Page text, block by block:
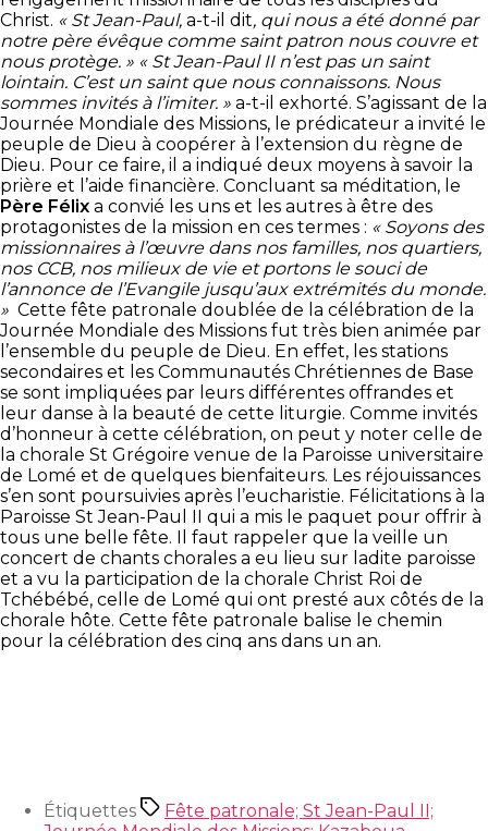
Christ. « St Jean-Paul, a-t-il dit, qui nous a été donné par
notre père évêque comme saint patron nous couvre et
nous protège. » « St Jean-Paul II n’est pas un saint
lointain. C’est un saint que nous connaissons. Nous
sommes invités à l’imiter. » a-t-il exhorté. S’agissant de la
Journée Mondiale des Missions, le prédicateur a invité le
peuple de Dieu à coopérer à l’extension du règne de
Dieu. Pour ce faire, il a indiqué deux moyens à savoir la
prière et l’aide financière. Concluant sa méditation, le
Père Félix a convié les uns et les autres à être des
protagonistes de la mission en ces termes : « Soyons des
missionnaires à l’œuvre dans nos familles, nos quartiers,
nos CCB, nos milieux de vie et portons le souci de
l’annonce de l’Evangile jusqu’aux extrémités du monde.
» Cette fête patronale doublée de la célébration de la
Journée Mondiale des Missions fut très bien animée par
l’ensemble du peuple de Dieu. En effet, les stations
secondaires et les Communautés Chrétiennes de Base
se sont impliquées par leurs différentes offrandes et
leur danse à la beauté de cette liturgie. Comme invités
d’honneur à cette célébration, on peut y noter celle de
la chorale St Grégoire venue de la Paroisse universitaire
de Lomé et de quelques bienfaiteurs. Les réjouissances
s’en sont poursuivies après l’eucharistie. Félicitations à la
Paroisse St Jean-Paul II qui a mis le paquet pour offrir à
tous une belle fête. Il faut rappeler que la veille un
concert de chants chorales a eu lieu sur ladite paroisse
et a vu la participation de la chorale Christ Roi de
Tchébébé, celle de Lomé qui ont presté aux côtés de la
chorale hôte. Cette fête patronale balise le chemin
pour la célébration des cinq ans dans un an.
Étiquettes
Fête patronale; St Jean-Paul II;